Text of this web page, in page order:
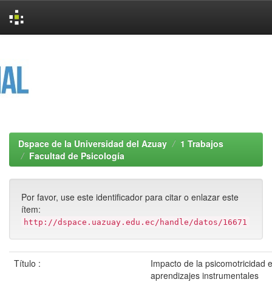
Dspace de la Universidad del Azuay
1 Trabajos
Facultad de Psicología
Por favor, use este identificador para citar o enlazar este
ítem:
http://dspace.uazuay.edu.ec/handle/datos/16671
Título :
Impacto de la psicomotricidad
aprendizajes instrumentales